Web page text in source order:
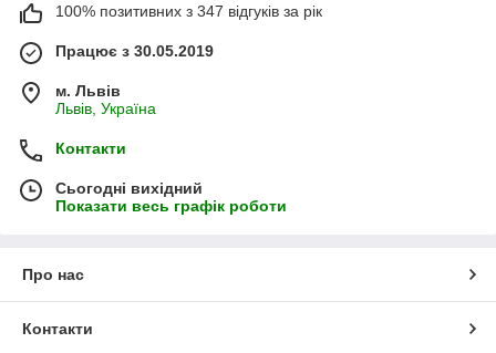
100% позитивних з 347 відгуків за рік
Працює з 30.05.2019
м. Львів
Львів, Україна
Контакти
Сьогодні вихідний
Показати весь графік роботи
Про нас
Контакти